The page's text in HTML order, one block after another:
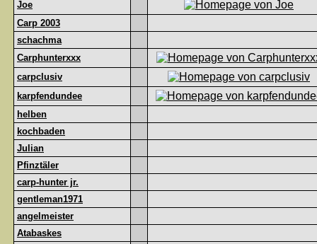
Joe
Carp 2003
schachma
Carphunterxxx
carpclusiv
karpfendundee
helben
kochbaden
Julian
Pfinztäler
carp-hunter jr.
gentleman1971
angelmeister
Atabaskes